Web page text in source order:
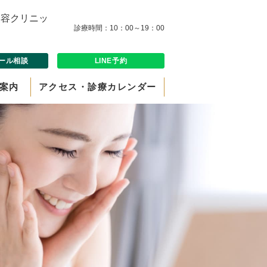
診療時間：10：00～19：00
ル相談 LINE予約
内 アクセス・診療カレンダー